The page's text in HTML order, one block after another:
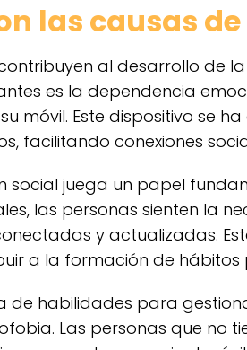
las causas
al desarrollo de la
es la dependencia
móvil. Este dispositivo se
facilitando conexiones
social juega un papel
las personas sienten la
y actualizadas.
a la formación de hábitos
de habilidades para
Las personas que no